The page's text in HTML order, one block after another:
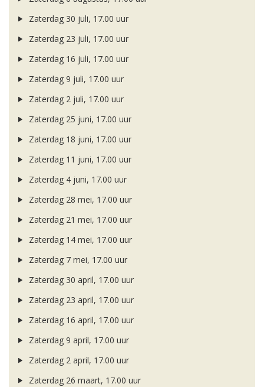
Zaterdag 30 juli, 17.00 uur
Zaterdag 23 juli, 17.00 uur
Zaterdag 16 juli, 17.00 uur
Zaterdag 9 juli, 17.00 uur
Zaterdag 2 juli, 17.00 uur
Zaterdag 25 juni, 17.00 uur
Zaterdag 18 juni, 17.00 uur
Zaterdag 11 juni, 17.00 uur
Zaterdag 4 juni, 17.00 uur
Zaterdag 28 mei, 17.00 uur
Zaterdag 21 mei, 17.00 uur
Zaterdag 14 mei, 17.00 uur
Zaterdag 7 mei, 17.00 uur
Zaterdag 30 april, 17.00 uur
Zaterdag 23 april, 17.00 uur
Zaterdag 16 april, 17.00 uur
Zaterdag 9 april, 17.00 uur
Zaterdag 2 april, 17.00 uur
Zaterdag 26 maart, 17.00 uur